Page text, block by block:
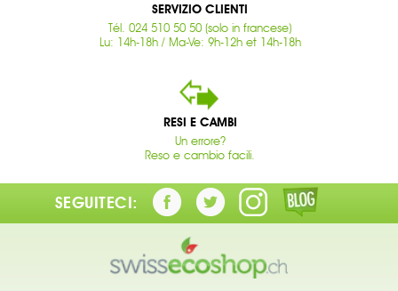
SERVIZIO CLIENTI
Tél. 024 510 50 50 (solo in francese)
Lu: 14h-18h / Ma-Ve: 9h-12h et 14h-18h
RESI E CAMBI
Un errore?
Reso e cambio facili.
SEGUITECI: